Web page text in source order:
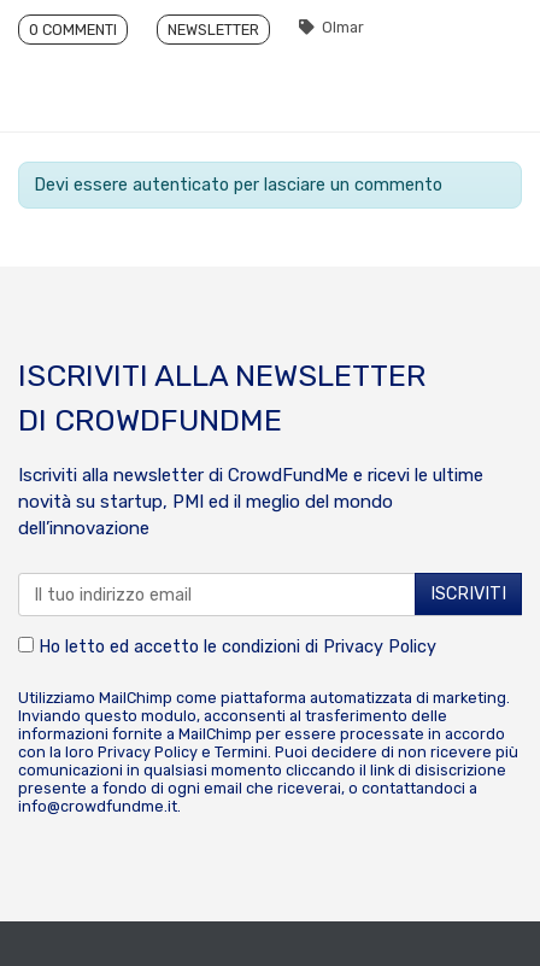
0 COMMENTI NEWSLETTER Olmar
Devi essere autenticato per lasciare un commento
ISCRIVITI ALLA NEWSLETTER
DI CROWDFUNDME
Iscriviti alla newsletter di CrowdFundMe e ricevi le ultime
novità su startup, PMI ed il meglio del mondo
dell’innovazione
Ho letto ed accetto le condizioni di Privacy Policy
Utilizziamo MailChimp come piattaforma automatizzata di marketing.
Inviando questo modulo, acconsenti al trasferimento delle
informazioni fornite a MailChimp per essere processate in accordo
con la loro Privacy Policy e Termini . Puoi decidere di non ricevere più
comunicazioni in qualsiasi momento cliccando il link di disiscrizione
presente a fondo di ogni email che riceverai, o contattandoci a
info@crowdfundme.it